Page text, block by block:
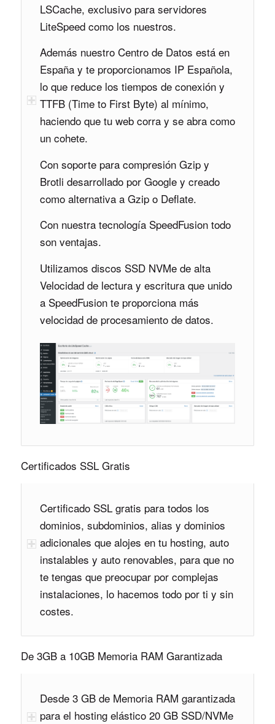
LSCache, exclusivo para servidores
LiteSpeed como los nuestros.
Además nuestro Centro de Datos está en
España y te proporcionamos IP Española,
lo que reduce los tiempos de conexión y
TTFB (Time to First Byte) al mínimo,
haciendo que tu web corra y se abra como
un cohete.
Con soporte para compresión Gzip y
Brotli desarrollado por Google y creado
como alternativa a Gzip o Deflate.
Con nuestra tecnología SpeedFusion todo
son ventajas.
Utilizamos discos SSD NVMe de alta
Velocidad de lectura y escritura que unido
a SpeedFusion te proporciona más
velocidad de procesamiento de datos.
Certificados SSL Gratis
Certificado SSL gratis para todos los
dominios, subdominios, alias y dominios
adicionales que alojes en tu hosting, auto
instalables y auto renovables, para que no
te tengas que preocupar por complejas
instalaciones, lo hacemos todo por ti y sin
costes.
De 3GB a 10GB Memoria RAM Garantizada
Desde 3 GB de Memoria RAM garantizada
para el hosting elástico 20 GB SSD/NVMe